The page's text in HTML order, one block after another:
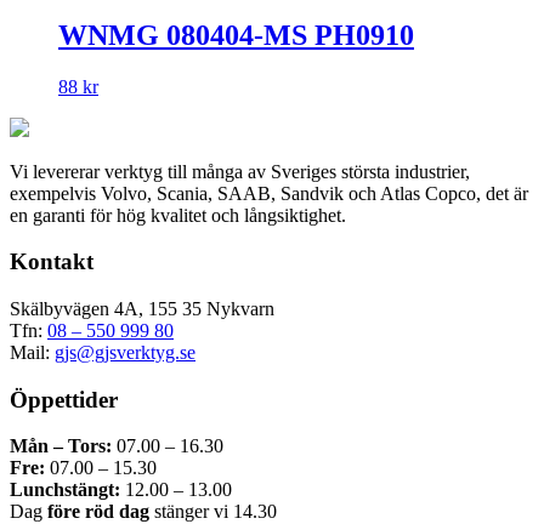
WNMG 080404-MS PH0910
88 kr
Vi levererar verktyg till många av Sveriges största industrier,
exempelvis Volvo, Scania, SAAB, Sandvik och Atlas Copco, det är
en garanti för hög kvalitet och långsiktighet.
Kontakt
Skälbyvägen 4A, 155 35 Nykvarn
Tfn: 08 – 550 999 80
Mail: gjs@gjsverktyg.se
Öppettider
Mån – Tors: 07.00 – 16.30
Fre: 07.00 – 15.30
Lunchstängt: 12.00 – 13.00
Dag före röd dag stänger vi 14.30